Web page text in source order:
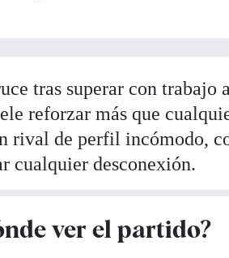
tras superar con trabajo
reforzar más que
rival de perfil incómodo,
cualquier desconexión.
ver el partido?